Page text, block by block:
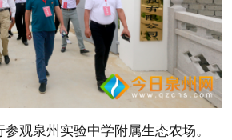
观泉州实验中学附属生态农场。